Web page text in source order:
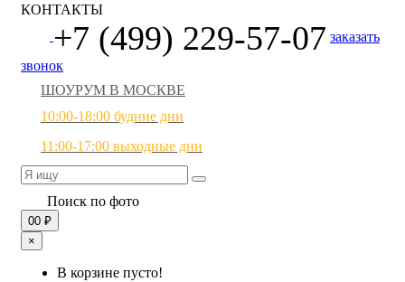
КОНТАКТЫ
+7 (499) 229-57-07 заказать
звонок
ШОУРУМ В МОСКВЕ
10:00-18:00 будние дни
11:00-17:00 выходные дни
Поиск по фото
00 ₽
×
В корзине пусто!